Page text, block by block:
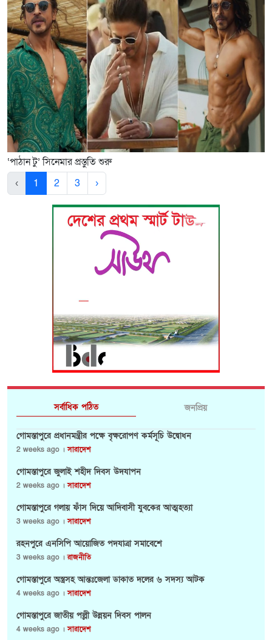
‘পাঠান টু’ সিনেমার প্রস্তুতি শুরু
‹
1 2 3 ›
সর্বাধিক পঠিত জনপ্রিয়
গোমস্তাপুরে প্রধানমন্ত্রীর পক্ষে বৃক্ষরোপণ কর্মসূচি উদ্বোধন
2 weeks ago ।সারাদেশ
গোমস্তাপুরে জুলাই শহীদ দিবস উদযাপন
2 weeks ago ।সারাদেশ
গোমস্তাপুরে গলায় ফাঁস দিয়ে আদিবাসী যুবকের আত্মহত্যা
3 weeks ago ।সারাদেশ
রহনপুরে এনসিপি আয়োজিত পদযাত্রা সমাবেশে
3 weeks ago ।রাজনীতি
গোমস্তাপুরে অস্ত্রসহ আন্তঃজেলা ডাকাত দলের ৬ সদস্য আটক
4 weeks ago ।সারাদেশ
গোমস্তাপুরে জাতীয় পল্লী উন্নয়ন দিবস পালন
4 weeks ago ।সারাদেশ